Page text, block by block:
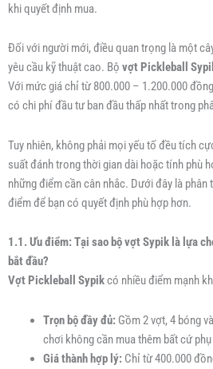
khi quyết định mua.
Đối với người mới, điều quan trọng là một
yêu cầu kỹ thuật cao. Bộ vợt Pickleball
Với mức giá chỉ từ 800.000 – 1.200.000
có chi phí đầu tư ban đầu thấp nhất trong
Tuy nhiên, không phải mọi yếu tố đều tích
suất đánh trong thời gian dài hoặc tính phù
những điểm cần cân nhắc. Dưới đây là
điểm để bạn có quyết định phù hợp hơn.
1.1. Ưu điểm: Tại sao bộ vợt Sypik là lựa
bắt đầu?
Vợt Pickleball Sypikcó nhiều điểm mạnh
Trọn bộ đầy đủ:Gồm 2 vợt, 4 bóng
chơi không cần mua thêm bất cứ
Giá thành hợp lý:Chỉ từ 400.000